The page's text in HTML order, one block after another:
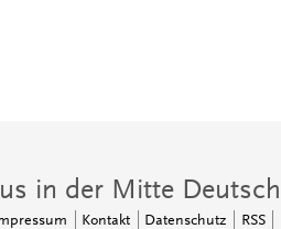
in der Mitte
Kontakt Datenschutz RSS